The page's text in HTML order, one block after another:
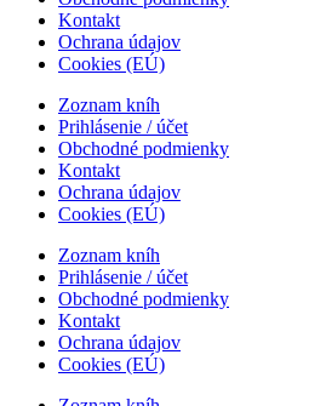
Kontakt
Ochrana údajov
Cookies (EÚ)
Zoznam kníh
Prihlásenie / účet
Obchodné podmienky
Kontakt
Ochrana údajov
Cookies (EÚ)
Zoznam kníh
Prihlásenie / účet
Obchodné podmienky
Kontakt
Ochrana údajov
Cookies (EÚ)